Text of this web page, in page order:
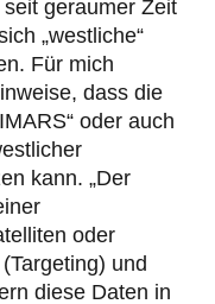
geraumer Zeit
„westliche“
Für mich
dass die
oder auch
kann. „Der
oder
und
diese Daten in